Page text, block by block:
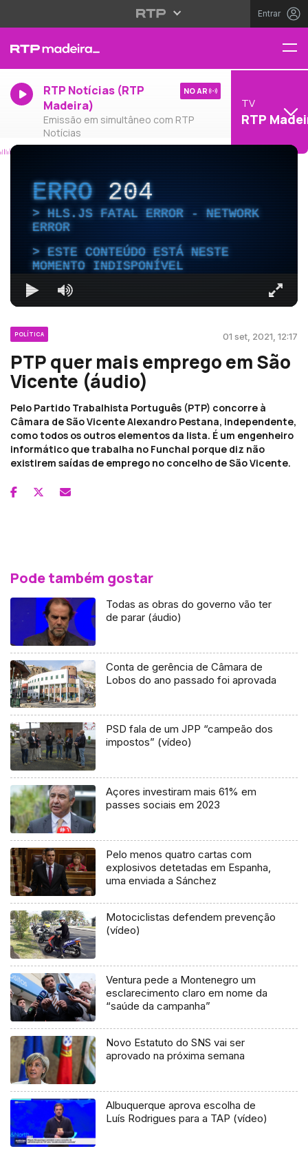
Entrar
RTP Notícias (RTP
Madeira)
Emissão em simultâneo com RTP
Notícias
NO AR
TV
RTP
ERRO204
HLS.JS FATAL ERROR - NETWORK
ERROR
ESTE CONTEÚDO ESTÁ NESTE
MOMENTO INDISPONÍVEL
POLÍTICA 01 set, 2021, 12:17
PTP quer mais emprego em São
Vicente (áudio)
Pelo Partido Trabalhista Português (PTP) concorre à
Câmara de São Vicente Alexandro Pestana, independente,
como todos os outros elementos da lista. É um engenheiro
informático que trabalha no Funchal porque diz não
existirem saídas de emprego no concelho de São Vicente.
Pode também gostar
Todas as obras do governo vão ter
de parar (áudio)
Conta de gerência de Câmara de
Lobos do ano passado foi aprovada
PSD fala de um JPP “campeão dos
impostos” (vídeo)
Açores investiram mais 61% em
passes sociais em 2023
Pelo menos quatro cartas com
explosivos detetadas em Espanha,
uma enviada a Sánchez
Motociclistas defendem prevenção
(vídeo)
Ventura pede a Montenegro um
esclarecimento claro em nome da
“saúde da campanha”
Novo Estatuto do SNS vai ser
aprovado na próxima semana
Albuquerque aprova escolha de
Luís Rodrigues para a TAP (vídeo)